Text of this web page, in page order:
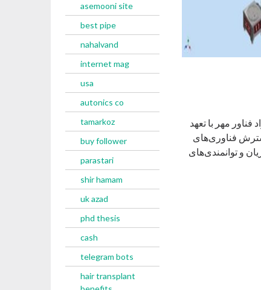
asemooni site
best pipe
nahalvand
internet mag
usa
autonics co
tamarkoz
buy follower
parastari
shir hamam
uk azad
phd thesis
cash
telegram bots
hair transplant
مهر با تعهد
فناوری‌های
و توانمندی‌های